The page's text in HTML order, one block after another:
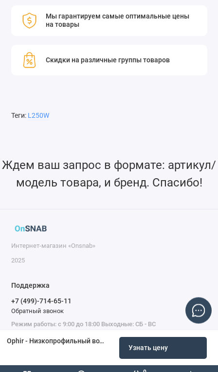
Ophir - Низкопрофильный водоохлаждаемый датчик L250W
Узнать цену
Мы гарантируем самые оптимальные цены
на товары
Скидки на различные группы товаров
Теги: L250W
Ждем ваш запрос в формате: артикул/
модель товара, и бренд. Спасибо!
Интернет-магазин «Onsnab»
2025
Поддержка
+7 (499)-714-65-11
Обратный звонок
Режим работы: с 9:00 до 18:00 Выходные: СБ - ВС